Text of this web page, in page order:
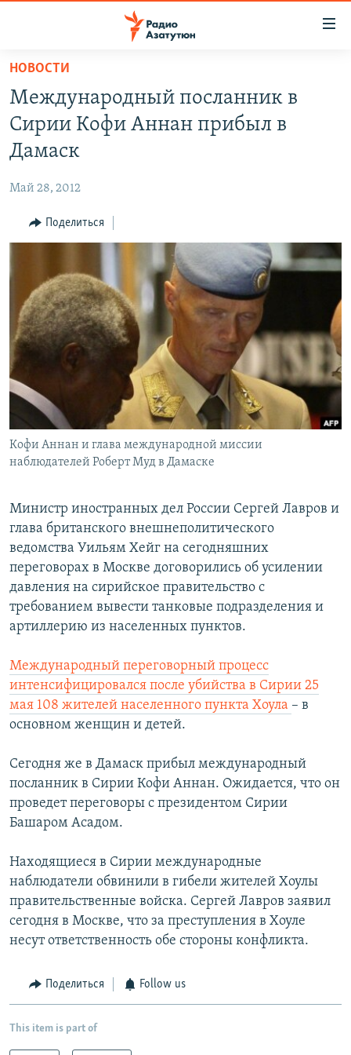
Перейти
основному
содержанию
Перейти
основной
Перейти
НОВОСТИ
ПОЛИТИКА
ЭКОНОМИКА
РЕГИОН
НАГОРНЫЙ КАРАБАХ
КУЛЬТУРА
СПОРТ
АРХИВ
Հայերեն
English
Русский
НОВОСТИ
Международный посланник в
Сирии Кофи Аннан прибыл в
Дамаск
Май 28, 2012
Поделиться
Кофи Аннан и глава международной миссии
наблюдателей Роберт Муд в Дамаске
Министр иностранных дел России Сергей Лавров и
глава британского внешнеполитического
ведомства Уильям Хейг на сегодняшних
переговорах в Москве договорились об усилении
давления на сирийское правительство с
требованием вывести танковые подразделения и
артиллерию из населенных пунктов.
Международный переговорный процесс
интенсифицировался после убийства в Сирии 25
мая 108 жителей населенного пункта Хоула – в
основном женщин и детей.
Сегодня же в Дамаск прибыл международный
посланник в Сирии Кофи Аннан. Ожидается, что он
проведет переговоры с президентом Сирии
Башаром Асадом.
Находящиеся в Сирии международные
наблюдатели обвинили в гибели жителей Хоулы
правительственные войска. Сергей Лавров заявил
сегодня в Москве, что за преступления в Хоуле
несут ответственность обе стороны конфликта.
Поделиться Follow us
This item is part of